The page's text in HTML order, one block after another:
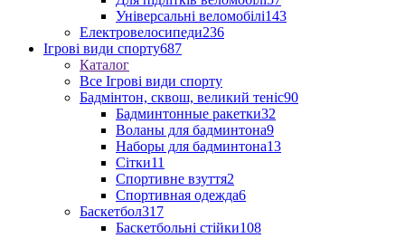
Універсальні веломобілі143
Електровелосипеди236
Ігрові види спорту687
Каталог
Все Ігрові види спорту
Бадмінтон, сквош, великий теніс90
Бадминтонные ракетки32
Воланы для бадминтона9
Наборы для бадминтона13
Сітки11
Спортивне взуття2
Спортивная одежда6
Баскетбол317
Баскетбольні стійки108